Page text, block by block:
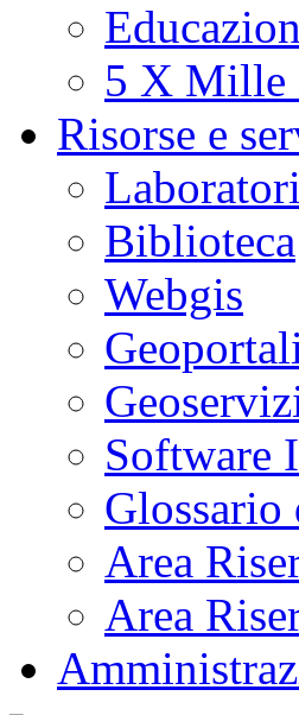
5 X Mille
Risorse e
Biblioteca
Webgis
Software
Area
Area